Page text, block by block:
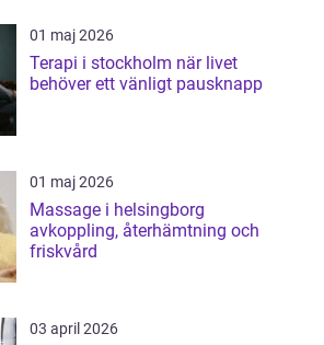
01 maj 2026
Terapi i stockholm när livet
behöver ett vänligt pausknapp
01 maj 2026
Massage i helsingborg
avkoppling, återhämtning och
friskvård
03 april 2026